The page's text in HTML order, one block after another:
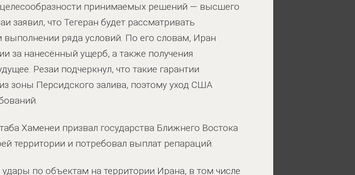
принимаемых решений — высшего
заявил, что Тегеран будет рассматривать
ряда условий. По его словам, Иран
за нанесённый ущерб, а также получения
Резаи подчеркнул, что такие гарантии
зоны Персидского залива, поэтому уход США
Хаменеи призвал государства Ближнего Востока
территории и потребовал выплат репараций.
по объектам на территории Ирана, в том числе